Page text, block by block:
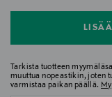
Tarkista tuotteen
muuttua nopeastikin, joten
varmistaa paikan päällä.